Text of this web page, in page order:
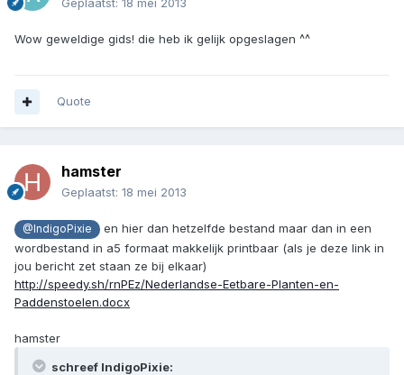
Geplaatst: 18 mei 2013
Wow geweldige gids! die heb ik gelijk opgeslagen ^^
Quote
hamster
Geplaatst: 18 mei 2013
@IndigoPixie
en hier dan hetzelfde bestand maar dan in een
wordbestand in a5 formaat makkelijk printbaar (als je deze link in
jou bericht zet staan ze bij elkaar)
http://speedy.sh/rnPEz/Nederlandse-Eetbare-Planten-en-
Paddenstoelen.docx
hamster
schreef IndigoPixie: